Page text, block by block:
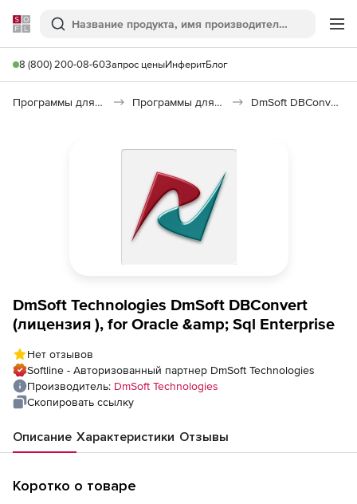
Softline
Поиск
8 (800) 200-08-60Запрос ценыИнферитБлог
Программы для программирования Программы для работы с базами данных DmSoft DBConvert
DmSoft Technologies DmSoft DBConvert
(лицензия ), for Oracle &amp; Sql Enterprise
Нет отзывов
Softline - Авторизованный партнер DmSoft Technologies
Производитель: DmSoft Technologies
Скопировать ссылку
Описание Характеристики Отзывы
Коротко о товаре